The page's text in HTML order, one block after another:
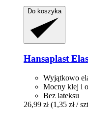
Do koszyka
Hansaplast
Wyjątkowo
Mocny klej i
Bez lateksu
26,99 zł (1,35 zł /